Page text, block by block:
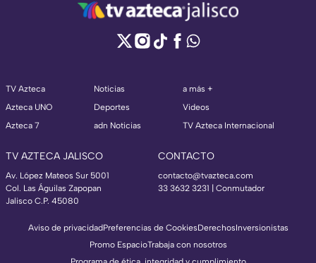
TV Azteca
Azteca UNO
Azteca 7
Noticias
Deportes
adn Noticias
a más +
Videos
TV Azteca Internacional
TV AZTECA JALISCO
Av. López Mateos Sur 5001
Col. Las Águilas Zapopan
Jalisco C.P. 45080
CONTACTO
contacto@tvazteca.com
33 3632 3231 | Conmutador
Aviso de privacidadPreferencias de CookiesDerechosInversionistas
Promo EspacioTrabaja con nosotros